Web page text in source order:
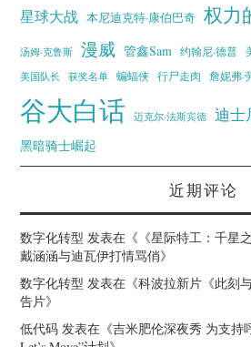
星球大战 本尼迪克特·康伯巴奇 权力
汤姆·克鲁斯 漫威 管鑫Sam 约翰尼·德普
美国队长
获奖名单 蝙蝠侠 行尸走肉 詹妮弗·
谷大白话 迈克尔·法斯宾德 迪士
黑暗骑士崛起
近期评论
数字化转型 发表在《 《星际特工：千星
戴涵涵与迪瓦伊打情骂俏》
数字化转型 发表在《科波拉新片《此刻
告片》
低代码 发表在《吉米肥伦深夜秀 为支持